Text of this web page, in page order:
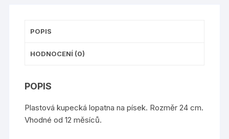
POPIS
HODNOCENÍ (0)
POPIS
Plastová kupecká lopatna na písek. Rozměr 24 cm.
Vhodné od 12 měsíců.